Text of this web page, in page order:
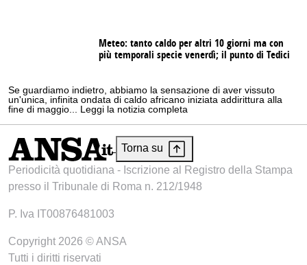
Meteo: tanto caldo per altri 10 giorni ma con
più temporali specie venerdì; il punto di Tedici
Se guardiamo indietro, abbiamo la sensazione di aver vissuto
un'unica, infinita ondata di caldo africano iniziata addirittura alla
fine di maggio... Leggi la notizia completa
Torna su
Periodicità quotidiana - Iscrizione al Registro della Stampa
presso il Tribunale di Roma n. 212/1948
P. Iva IT00876481003
Copyright 2026 © ANSA
Tutti i diritti riservati